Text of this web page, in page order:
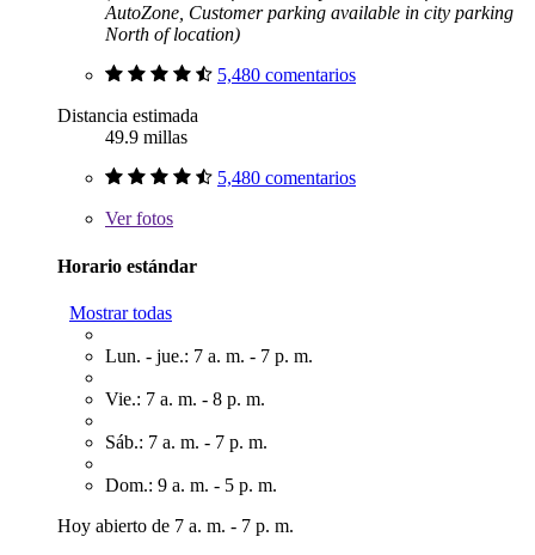
AutoZone, Customer parking available in city parking
North of location)
5,480 comentarios
Distancia estimada
49.9 millas
5,480 comentarios
Verfotos
Horario estándar
Mostrar todas
Lun. - jue.: 7 a. m. - 7 p. m.
Vie.: 7 a. m. - 8 p. m.
Sáb.: 7 a. m. - 7 p. m.
Dom.: 9 a. m. - 5 p. m.
Hoy abierto de 7 a. m. - 7 p. m.